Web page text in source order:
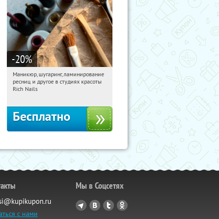
-20%
01:27:57 Получили:194
Юго-Западная
Маникюр, шугаринг, ламинирование
ресниц и другое в студиях красоты
Rich Nails
Бесплатно
с нами
Мы в Соцсетях